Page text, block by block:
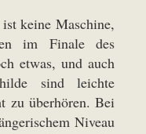
keine Maschine,
im Finale des
etwas, und auch
sind leichte
zu überhören. Bei
Niveau